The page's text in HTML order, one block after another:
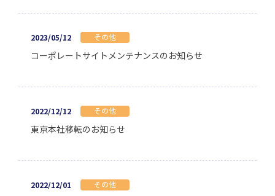
2023/05/12 その他
コーポレートサイトメンテナンスのお知らせ
2022/12/12 その他
東京本社移転のお知らせ
2022/12/01 その他